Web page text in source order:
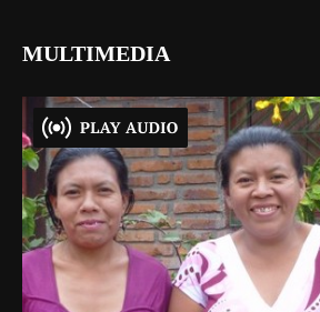
MULTIMEDIA